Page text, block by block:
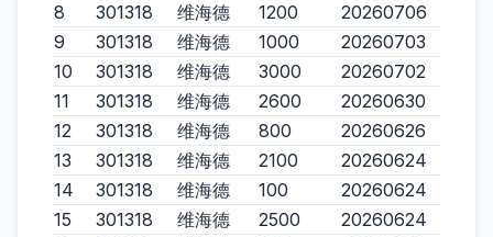
8
301318 维海德 1200
20260706
9
301318 维海德 1000
20260703
10
301318 维海德 3000
20260702
11
301318 维海德 2600
20260630
12
301318 维海德 800
20260626
13
301318 维海德 2100
20260624
14
301318 维海德 100
20260624
15
301318 维海德 2500
20260624